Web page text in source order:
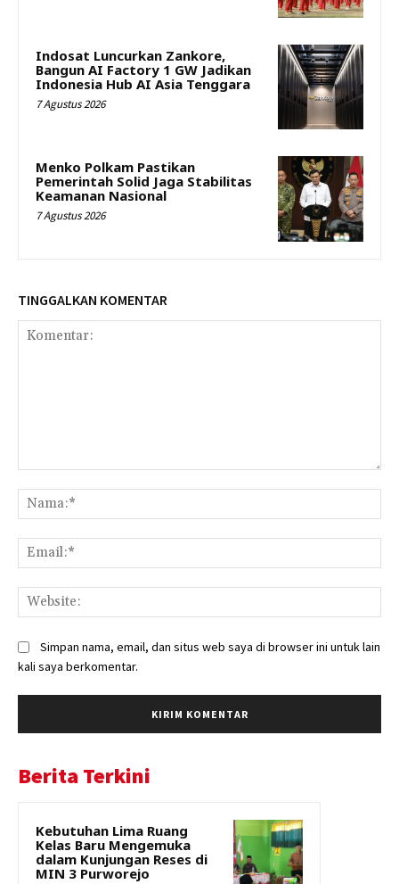
Indosat Luncurkan Zankore,
Bangun AI Factory 1 GW Jadikan
Indonesia Hub AI Asia Tenggara
7 Agustus 2026
Menko Polkam Pastikan
Pemerintah Solid Jaga Stabilitas
Keamanan Nasional
7 Agustus 2026
TINGGALKAN KOMENTAR
Simpan nama, email, dan situs web saya di browser ini untuk lain
kali saya berkomentar.
Berita Terkini
Kebutuhan Lima Ruang
Kelas Baru Mengemuka
dalam Kunjungan Reses di
MIN 3 Purworejo